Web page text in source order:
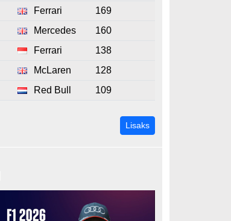
Ferrari
169
Mercedes
160
Ferrari
138
McLaren
128
Red Bull 109
LisaksMM-sarja seis